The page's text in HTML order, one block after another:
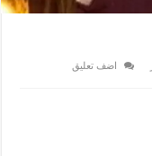
اضف تعليق